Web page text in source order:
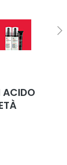
ACIDO